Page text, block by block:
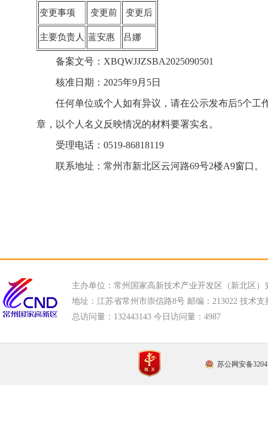
变更事项 变更前 变更后
主要负责人 蓝安惠 吕娜
备案文号：XBQWJJZSBA2025090501
核准日期：2025年9月5日
任何单位或个人如有异议，请在公示发布后5个
章，以个人名义反映情况的材料要署实名。
受理电话：0519-86818119
联系地址：常州市新北区云河路69号2楼A9窗口。
主办单位：常州国家高新技术产业开发区（新北区）
地址：江苏省常州市崇信路8号 邮编：213022 技术支
总访问量： 132443143 今日访问量： 4987
苏公网安备